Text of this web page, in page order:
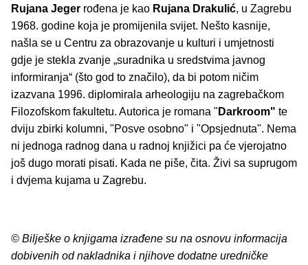
Rujana Jeger rođena je kao Rujana Drakulić, u Zagrebu
1968. godine koja je promijenila svijet. Nešto kasnije,
našla se u Centru za obrazovanje u kulturi i umjetnosti
gdje je stekla zvanje „suradnika u sredstvima javnog
informiranja“ (što god to značilo), da bi potom ničim
izazvana 1996. diplomirala arheologiju na zagrebačkom
Filozofskom fakultetu. Autorica je romana " Darkroom" te
dviju zbirki kolumni, "Posve osobno" i "Opsjednuta". Nema
ni jednoga radnog dana u radnoj knjižici pa će vjerojatno
još dugo morati pisati. Kada ne piše, čita. Živi sa suprugom
i dvjema kujama u Zagrebu.
© Bilješke o knjigama izrađene su na osnovu informacija
dobivenih od nakladnika i njihove dodatne uredničke